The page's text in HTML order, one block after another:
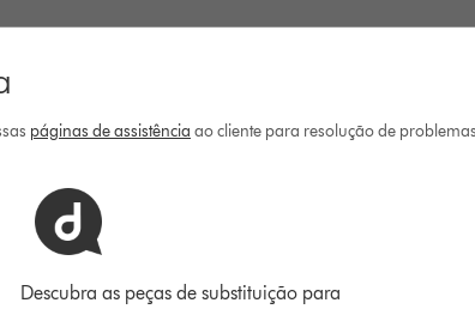
páginas de assistência ao cliente para resolução de
Descubra as peças de substituição para